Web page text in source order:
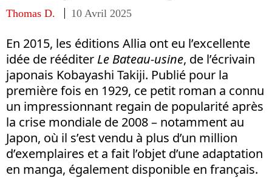
Thomas D. 10 Avril 2025
En 2015, les éditions Allia ont eu l’excellente
idée de rééditer Le Bateau-usine, de l’écrivain
japonais Kobayashi Takiji. Publié pour la
première fois en 1929, ce petit roman a connu
un impressionnant regain de popularité après
la crise mondiale de 2008 – notamment au
Japon, où il s’est vendu à plus d’un million
d’exemplaires et a fait l’objet d’une adaptation
en manga, également disponible en français.